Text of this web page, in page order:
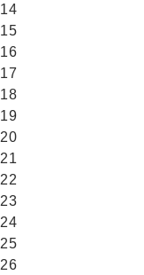
14
15
16
17
18
19
20
21
22
23
24
25
26